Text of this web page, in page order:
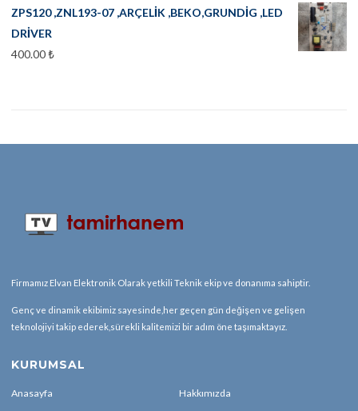
ZPS120 ,ZNL193-07 ,ARÇELİK ,BEKO,GRUNDİG ,LED
DRİVER
400.00₺
Firmamız Elvan Elektronik Olarak yetkili Teknik ekip ve donanıma sahiptir.
Genç ve dinamik ekibimiz sayesinde,her geçen gün değişen ve gelişen
teknolojiyi takip ederek,sürekli kalitemizi bir adım öne taşımaktayız.
KURUMSAL
Anasayfa Hakkımızda